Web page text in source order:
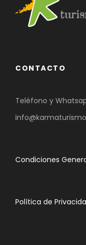
CONTACTO
Teléfono y
Condiciones
Política de